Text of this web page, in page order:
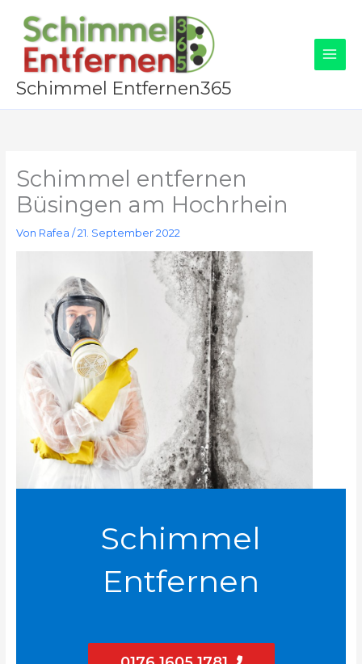
Inhalt
springen
Schimmel Entfernen365
Schimmel entfernen
Büsingen am Hochrhein
Von Rafea /21. September 2022
Schimmel
Entfernen